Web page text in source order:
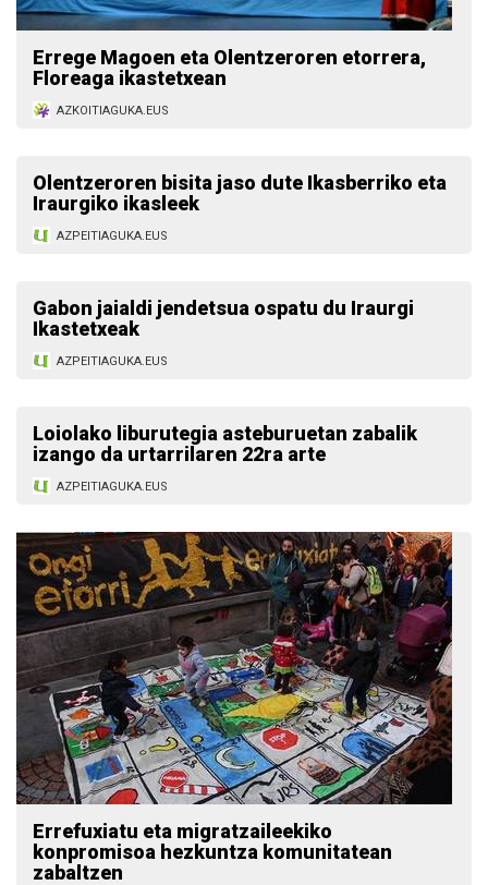
Errege Magoen eta Olentzeroren etorrera,
Floreaga ikastetxean
AZKOITIAGUKA.EUS
Olentzeroren bisita jaso dute Ikasberriko eta
Iraurgiko ikasleek
AZPEITIAGUKA.EUS
Gabon jaialdi jendetsua ospatu du Iraurgi
Ikastetxeak
AZPEITIAGUKA.EUS
Loiolako liburutegia asteburuetan zabalik
izango da urtarrilaren 22ra arte
AZPEITIAGUKA.EUS
Errefuxiatu eta migratzaileekiko
konpromisoa hezkuntza komunitatean
zabaltzen